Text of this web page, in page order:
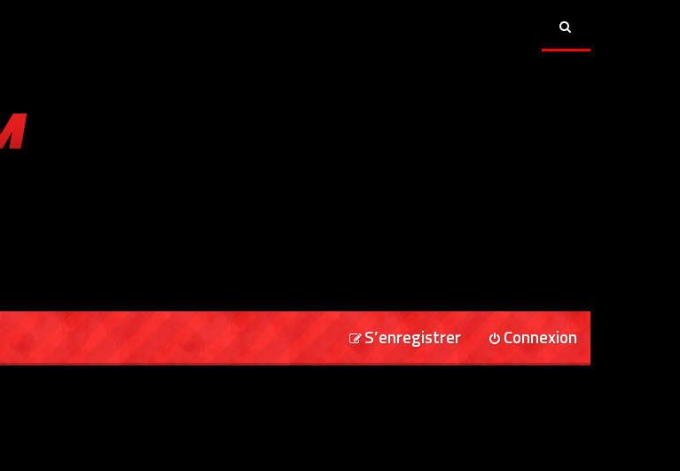
Connexion
S’enregistrer